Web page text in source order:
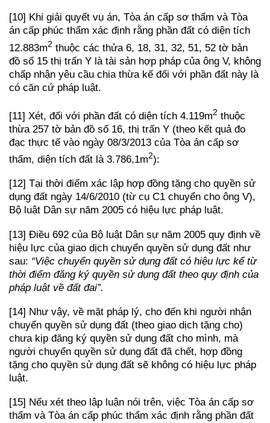
[10] Khi giải quyết vụ án, Tòa án cấp sơ thẩm và Tòa
án cấp phúc thẩm xác định rằng phần đất có diện tích
12.883m2 thuộc các thửa 6, 18, 31, 32, 51, 52 tờ bản
đồ số 15 thị trấn Y là tài sản hợp pháp của ông V, không
chấp nhận yêu cầu chia thừa kế đối với phần đất này là
có căn cứ pháp luật.
[11] Xét, đối với phần đất có diện tích 4.119m2 thuộc
thừa 257 tờ bản đồ số 16, thị trấn Y (theo kết quả đo
đạc thực tế vào ngày 08/3/2013 của Tòa án cấp sơ
thẩm, diện tích đất là 3.786,1m2):
[12] Tại thời điểm xác lập hợp đồng tặng cho quyền sử
dụng đất ngày 14/6/2010 (từ cụ C1 chuyển cho ông V),
Bộ luật Dân sự năm 2005 có hiệu lực pháp luật.
[13] Điều 692 của Bộ luật Dân sự năm 2005 quy định về
hiệu lực của giao dịch chuyển quyền sử dụng đất như
sau: “Việc chuyển quyền sử dụng đất có hiệu lực kể từ
thời điểm đăng ký quyền sử dụng đất theo quy định của
pháp luật về đất đai”.
[14] Như vậy, về mặt pháp lý, cho đến khi người nhận
chuyển quyền sử dụng đất (theo giao dịch tặng cho)
chưa kịp đăng ký quyền sử dụng đất cho mình, mà
người chuyển quyền sử dụng đất đã chết, hợp đồng
tặng cho quyền sử dụng đất sẽ không có hiệu lực pháp
luật.
[15] Nếu xét theo lập luận nói trên, việc Tòa án cấp sơ
thẩm và Tòa án cấp phúc thẩm xác định rằng phần đất